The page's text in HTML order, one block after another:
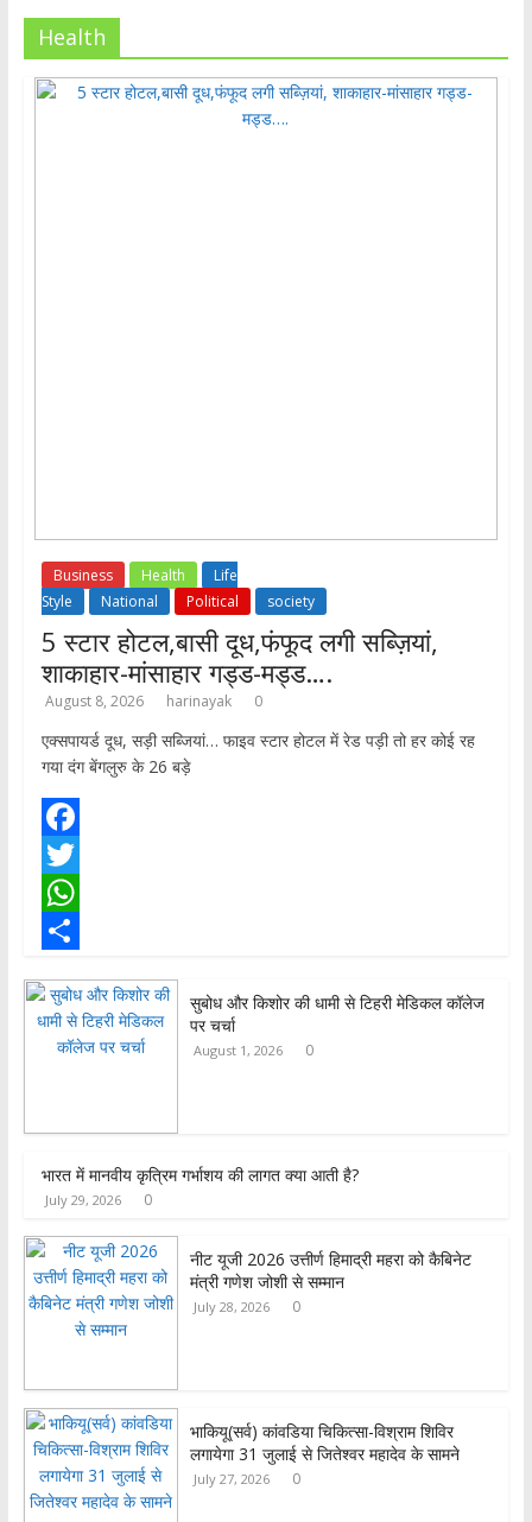
Health
Business Health
Life
Style
National Political society
5 स्टार होटल,बासी दूध,फंफूद लगी सब्ज़ियां,
शाकाहार-मांसाहार गड्ड-मड्ड….
August 8, 2026 harinayak 0
एक्सपायर्ड दूध, सड़ी सब्जियां… फाइव स्टार होटल में रेड पड़ी तो हर कोई रह
गया दंग बेंगलुरु के 26 बड़े
F
a
c
b
T
w
t
W
a
p
h
सुबोध और किशोर की धामी से टिहरी मेडिकल कॉलेज
पर चर्चा
August 1, 2026 0
भारत में मानवीय कृत्रिम गर्भाशय की लागत क्या आती है?
July 29, 2026 0
नीट यूजी 2026 उत्तीर्ण हिमाद्री महरा को कैबिनेट
मंत्री गणेश जोशी से सम्मान
July 28, 2026 0
भाकियू(सर्व) कांवडिया चिकित्सा-विश्राम शिविर
लगायेगा 31 जुलाई से जितेश्वर महादेव के सामने
July 27, 2026 0